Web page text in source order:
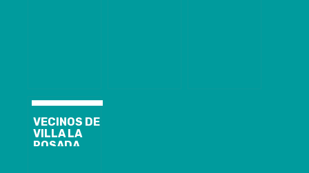
VECINOS DE
VILLA LA
POSADA